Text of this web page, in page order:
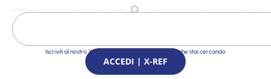
Iscriviti al nostro X-Ref Service e trova le Soluzioni che stai cercando
ACCEDI | X-REF